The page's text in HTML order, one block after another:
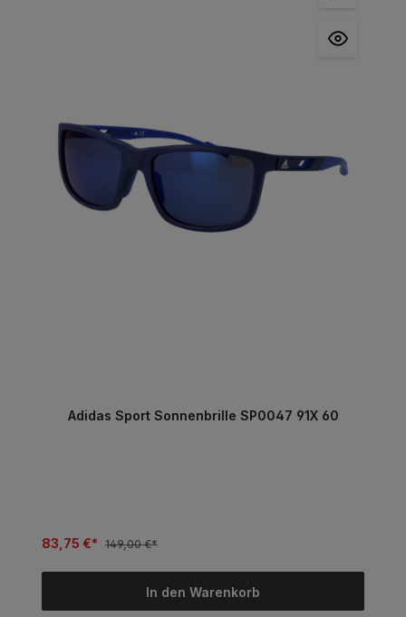
Adidas Sport Sonnenbrille SP0047 91X 60
83,75 €* 149,00 €*
In den Warenkorb